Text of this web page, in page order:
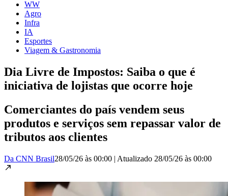
WW
Agro
Infra
IA
Esportes
Viagem & Gastronomia
Dia Livre de Impostos: Saiba o que é
iniciativa de lojistas que ocorre hoje
Comerciantes do país vendem seus
produtos e serviços sem repassar valor de
tributos aos clientes
Da CNN Brasil28/05/26 às 00:00 | Atualizado 28/05/26 às 00:00